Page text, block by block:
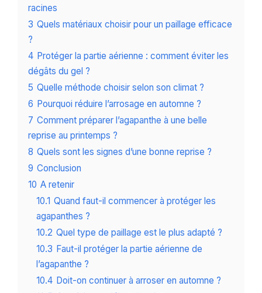
racines
3 Quels matériaux choisir pour un paillage efficace
?
4 Protéger la partie aérienne : comment éviter les
dégâts du gel ?
5 Quelle méthode choisir selon son climat ?
6 Pourquoi réduire l’arrosage en automne ?
7 Comment préparer l’agapanthe à une belle
reprise au printemps ?
8 Quels sont les signes d’une bonne reprise ?
9 Conclusion
10 A retenir
10.1 Quand faut-il commencer à protéger les
agapanthes ?
10.2 Quel type de paillage est le plus adapté ?
10.3 Faut-il protéger la partie aérienne de
l’agapanthe ?
10.4 Doit-on continuer à arroser en automne ?